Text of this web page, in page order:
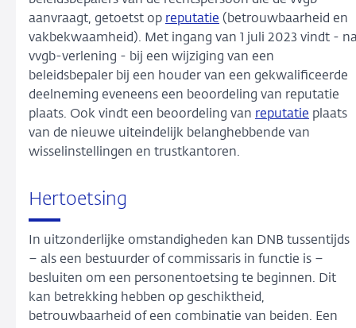
aanvraagt, getoetst op reputatie (betrouwbaarheid en
vakbekwaamheid). Met ingang van 1 juli 2023 vindt -
vvgb-verlening - bij een wijziging van een
beleidsbepaler bij een houder van een gekwalificeerde
deelneming eveneens een beoordeling van reputatie
plaats. Ook vindt een beoordeling van reputatie plaats
van de nieuwe uiteindelijk belanghebbende van
wisselinstellingen en trustkantoren.
Hertoetsing
In uitzonderlijke omstandigheden kan DNB tussentijds
– als een bestuurder of commissaris in functie is –
besluiten om een personentoetsing te beginnen. Dit
kan betrekking hebben op geschiktheid,
betrouwbaarheid of een combinatie van beiden. Een